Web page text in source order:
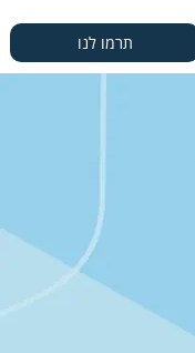
תרמו לנו